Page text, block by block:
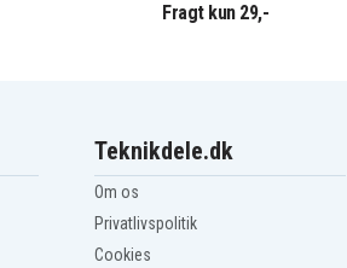
Fragt kun 29,-
Teknikdele.dk
Om os
Privatlivspolitik
Cookies